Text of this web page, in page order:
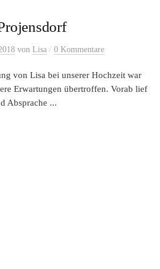
von Lisa / 0 Kommentare
von Lisa bei unserer Hochzeit war
Erwartungen übertroffen. Vorab lief
Absprache ...